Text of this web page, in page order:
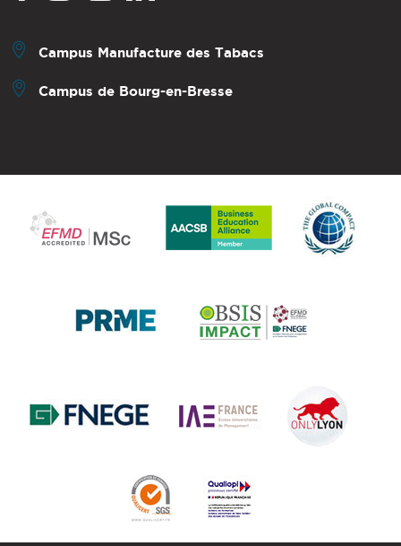
Campus Manufacture des Tabacs
Campus de Bourg-en-Bresse